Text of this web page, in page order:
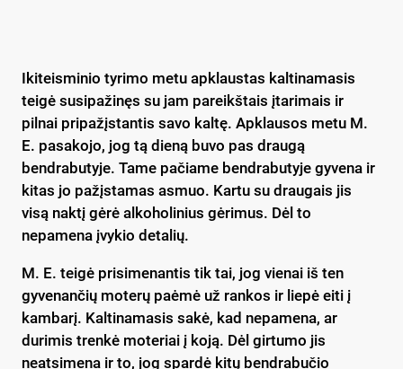
Ikiteisminio tyrimo metu apklaustas kaltinamasis
teigė susipažinęs su jam pareikštais įtarimais ir
pilnai pripažįstantis savo kaltę. Apklausos metu M.
E. pasakojo, jog tą dieną buvo pas draugą
bendrabutyje. Tame pačiame bendrabutyje gyvena ir
kitas jo pažįstamas asmuo. Kartu su draugais jis
visą naktį gėrė alkoholinius gėrimus. Dėl to
nepamena įvykio detalių.
M. E. teigė prisimenantis tik tai, jog vienai iš ten
gyvenančių moterų paėmė už rankos ir liepė eiti į
kambarį. Kaltinamasis sakė, kad nepamena, ar
durimis trenkė moteriai į koją. Dėl girtumo jis
neatsimena ir to, jog spardė kitų bendrabučio